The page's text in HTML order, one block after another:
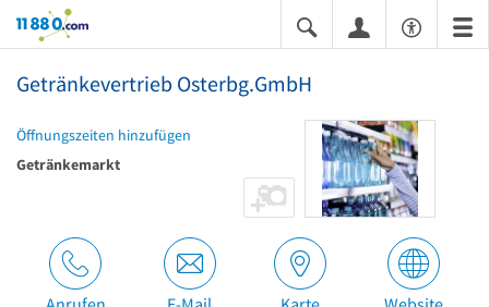
11880.com
Getränkevertrieb Osterbg.GmbH
Öffnungszeiten hinzufügen
Getränkemarkt